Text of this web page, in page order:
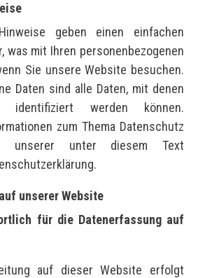
geben einen einfachen
was mit Ihren personenbezogenen
Sie unsere Website besuchen.
Daten sind alle Daten, mit denen
identifiziert werden können.
zum Thema Datenschutz
unserer unter diesem Text
unserer Website
für die Datenerfassung auf
auf dieser Website erfolgt